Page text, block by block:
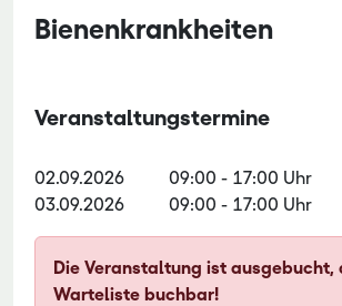
Bienenkrankheiten
Veranstaltungstermine
02.09.2026 09:00- 17:00 Uhr
03.09.2026
09:00- 17:00 Uhr
Die Veranstaltung ist ausgebucht,
Warteliste buchbar!